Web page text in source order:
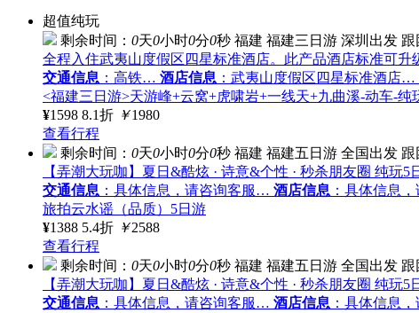
超值纯玩
剩余时间： 0天0小时0分0秒 福建 福建三日游 深圳出发 跟
全程入住武夷山度假区四星标准酒店。此产品酒店标准可
交通信息 ：高铁… 酒店信息 ：武夷山度假区四星标准酒店…
<福建三日游>天游峰+云窝+虎啸岩+一线天+九曲溪-动车-纯
¥1598 8.1折 ￥1980
查看行程
剩余时间： 0天0小时0分0秒 福建 福建五日游 全国出发 跟
【弄潮大玩咖】夏日&酷炫 · 诗意&个性 · 秒杀朋友圈 纯玩
交通信息 ：具体信息，请咨询客服… 酒店信息 ：具体信息
旅拍云水谣（品质）5日游
¥1388 5.4折 ￥2588
查看行程
剩余时间： 0天0小时0分0秒 福建 福建五日游 全国出发 跟
【弄潮大玩咖】夏日&酷炫 · 诗意&个性 · 秒杀朋友圈 纯玩
交通信息 ：具体信息，请咨询客服… 酒店信息 ：具体信息